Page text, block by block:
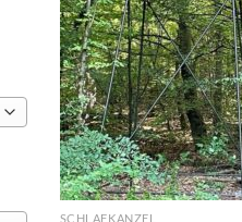
SCHLAFKANZEL